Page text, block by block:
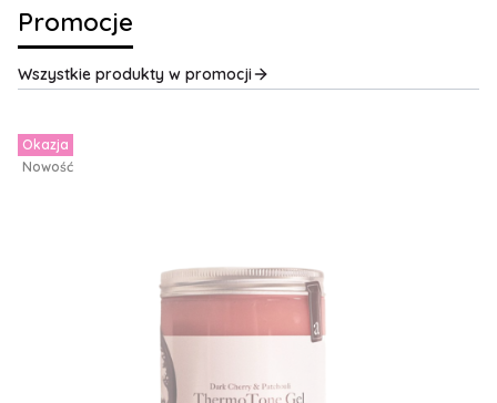
Promocje
Wszystkie produkty w promocji
Okazja
Nowość